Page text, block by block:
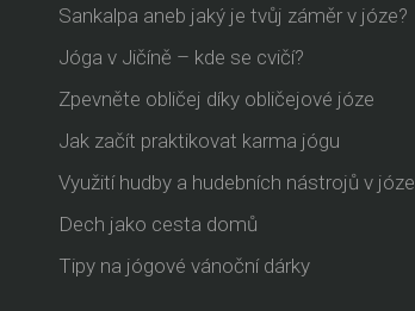
Sankalpa aneb jaký je tvůj záměr v józe?
Jóga v Jičíně – kde se cvičí?
Zpevněte obličej díky obličejové józe
Jak začít praktikovat karma jógu
Využití hudby a hudebních nástrojů v józe
Dech jako cesta domů
Tipy na jógové vánoční dárky